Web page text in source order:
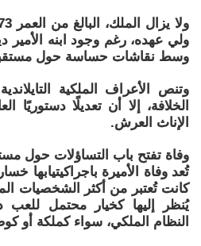
ولي عهده، رغم وجود ابنه الأمير
وسط نقاشات حساسة حول
وتنص الأعراف الملكية
الإناث العرش.
وفاة تفتح باب التساؤلات حول
تُعد وفاة الأميرة باجراكيتيابها
كانت تُعتبر من أكثر الشخصيات
يُنظر إليها كخيار محتمل
النظام الملكي، سواء كملكة أو